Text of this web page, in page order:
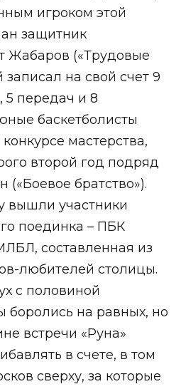
игроком этой
защитник
Жабаров («Трудовые
записал на свой счет 9
5 передач и 8
баскетболисты
мастерства,
второй год подряд
(«Боевое братство»).
вышли участники
поединка – ПБК
составленная из
любителей столицы.
с половиной
боролись на равных, но
встречи «Руна»
в счете, в том
сверху, за которые